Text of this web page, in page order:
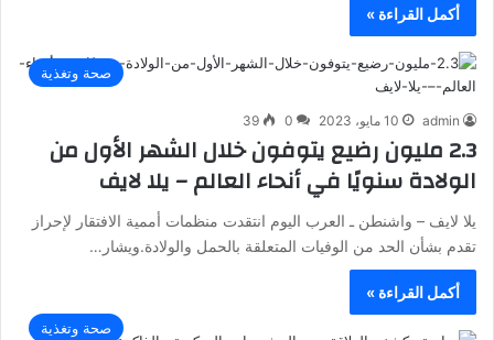
أكمل القراءة »
صحة وتغذية
admin 10 مايو، 2023 0
39
2.3 مليون رضيع يتوفون خلال الشهر الأول من
الولادة سنويًا في أنحاء العالم – يلا لايف
يلا لايف – واشنطن ـ العرب اليوم انتقدت منظمات أممية الافتقار لإحراز
تقدم بشأن الحد من الوفيات المتعلقة بالحمل والولادة.ويشار…
أكمل القراءة »
صحة وتغذية